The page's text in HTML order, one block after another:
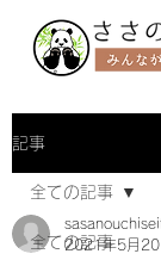
記事
全ての記事
全ての記事
2021年5月20